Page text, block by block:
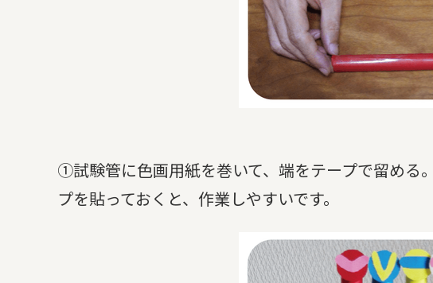
①試験管に色画用紙を巻いて、端をテープで留める
プを貼っておくと、作業しやすいです。